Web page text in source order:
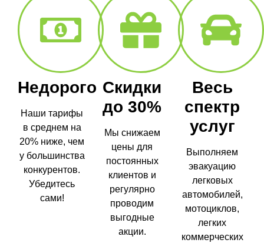
Недорого
Наши тарифы
в среднем на
20% ниже, чем
у большинства
конкурентов.
Убедитесь
сами!
Скидки
до 30%
Мы снижаем
цены для
постоянных
клиентов и
регулярно
проводим
выгодные
акции.
Весь
спектр
услуг
Выполняем
эвакуацию
легковых
автомобилей,
мотоциклов,
легких
коммерческих